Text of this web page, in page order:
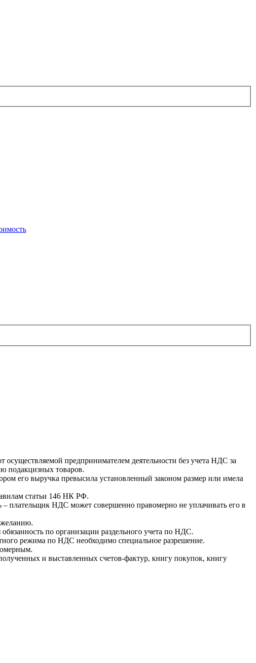
предпринимателем деятельности без учета НДС за
подакцизных товаров.
его выручка превысила установленный законом размер или имела
статьи 146 НК РФ.
плательщик НДС может совершенно правомерно не уплачивать его в
по организации раздельного учета по НДС.
режима по НДС необходимо специальное разрешение.
и выставленных счетов-фактур, книгу покупок, книгу